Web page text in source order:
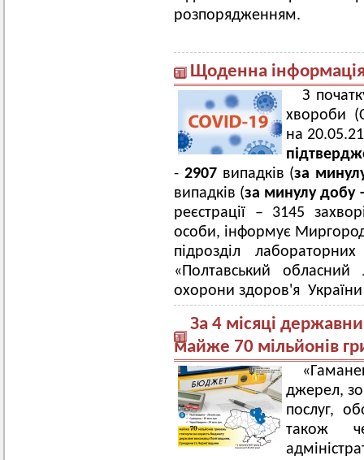
розпорядженням.
Щоденна інформація
З
хвороби
на
- 2907випадків (за
випадків (за минулу добу
реєстрації – 3145
особи, інформує
підрозділ
«Полтавський обласний
охорони здоров'я
За 4 місяці
майже 70 мільйонів
джерел,
послуг,
також